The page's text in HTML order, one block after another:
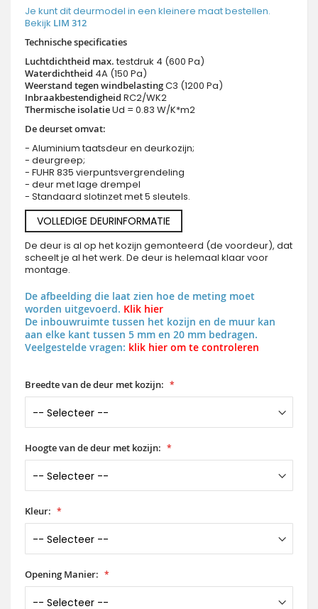
Je kunt dit deurmodel in een kleinere maat bestellen.
Bekijk LIM 312
Technische specificaties
Luchtdichtheid max.testdruk 4 (600 Pa)
Waterdichtheid 4A (150 Pa)
Weerstand tegen windbelastingC3 (1200 Pa)
Inbraakbestendigheid RC2/WK2
Thermische isolatieUd = 0.83 W/K*m2
De deurset omvat:
- Aluminium taatsdeur en deurkozijn;
- deurgreep;
- FUHR 835 vierpuntsvergrendeling
- deur met lage drempel
- Standaard slotinzet met 5 sleutels.
VOLLEDIGE DEURINFORMATIE
De deur is al op het kozijn gemonteerd (de voordeur), dat
scheelt je al het werk. De deur is helemaal klaar voor
montage.
De afbeelding die laat zien hoe de meting moet
worden uitgevoerd. Klik hier
De inbouwruimte tussen het kozijn en de muur kan
aan elke kant tussen 5 mm en 20 mm bedragen.
Veelgestelde vragen: klik hier om te controleren
Breedte van de deur met kozijn:
Hoogte van de deur met kozijn:
Kleur:
Opening Manier: